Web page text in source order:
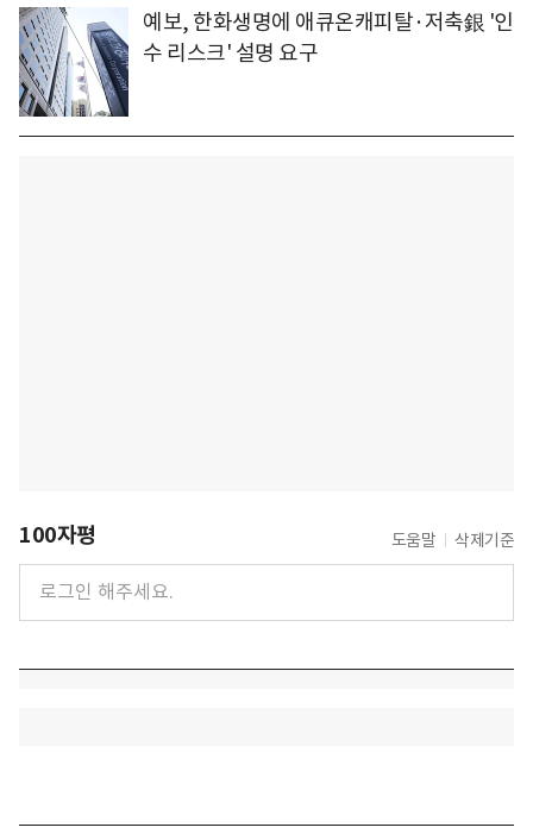
예보, 한화생명에 애큐온캐피탈·저축銀 '인
수 리스크' 설명 요구
100자평 도움말 삭제기준